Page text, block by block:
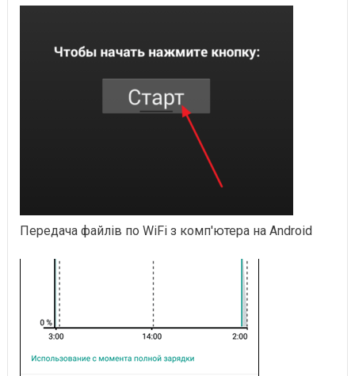
Передача файлів по WiFi з комп'ютера на Android